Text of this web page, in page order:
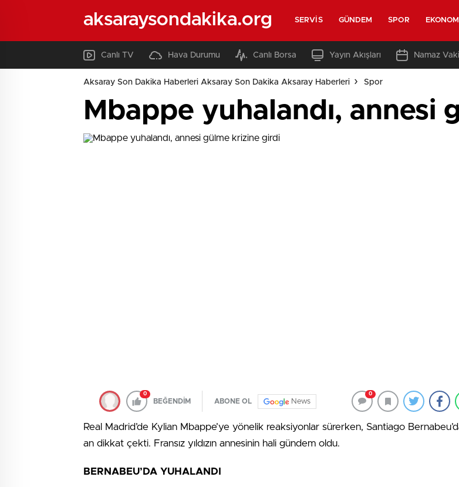
aksaraysondakika.org SERVIS GÜNDEM SPOR EKONOMI
Canlı TV Hava Durumu Canlı Borsa Yayın Akışları Namaz
Aksaray Son Dakika Haberleri Aksaray Son Dakika Aksaray Haberleri Spor
Mbappe yuhalandı, annesi
0
BEĞENDİM ABONE OL News
0
Real Madrid’de Kylian Mbappe’ye yönelik reaksiyonlar sürerken, Santiago
an dikkat çekti. Fransız yıldızın annesinin hali gündem oldu.
BERNABEU’DA YUHALANDI